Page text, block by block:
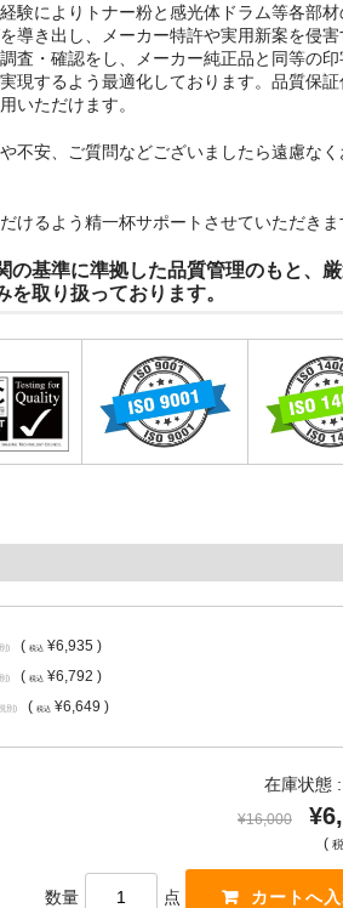
験によりトナー粉と感光体ドラム等各部材
導き出し、メーカー特許や実用新案を侵害
査・確認をし、メーカー純正品と同等の印
現するよう最適化しております。品質保
いただけます。
不安、ご質問などございましたら遠慮な
けるよう精一杯サポートさせていただきま
の基準に準拠した品質管理のもと、
を取り扱っております。
) ( 税込 ¥6,935 )
) ( 税込 ¥6,792 )
別) ( 税込 ¥6,649 )
在庫状態
¥16,000
(
数量 点